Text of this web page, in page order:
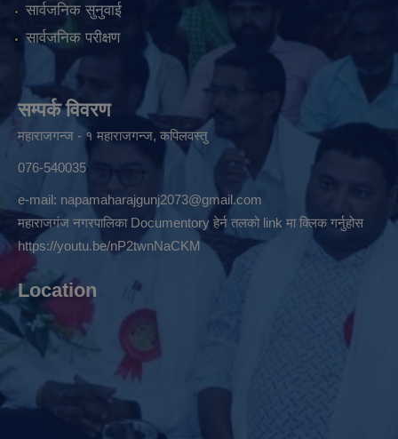
सार्वजनिक सुनुवाई
सार्वजनिक परीक्षण
सम्पर्क विवरण
महाराजगन्ज - १ महाराजगन्ज, कपिलवस्तु
076-540035
e-mail: napamaharajgunj2073@gmail.com
महाराजगंज नगरपालिका Documentory हेर्न तलको link मा क्लिक गर्नुहोस
https://youtu.be/nP2twnNaCKM
Location